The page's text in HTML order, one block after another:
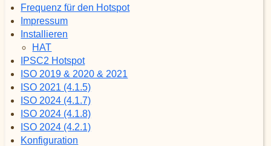
Frequenz für den Hotspot
Impressum
Installieren
HAT
IPSC2 Hotspot
ISO 2019 & 2020 & 2021
ISO 2021 (4.1.5)
ISO 2024 (4.1.7)
ISO 2024 (4.1.8)
ISO 2024 (4.2.1)
Konfiguration